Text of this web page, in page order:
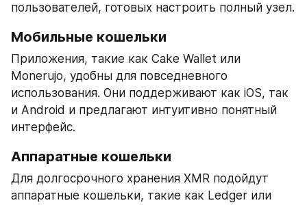
пользователей, готовых настроить полный узел.
Мобильные кошельки
Приложения, такие как Cake Wallet или
Monerujo, удобны для повседневного
использования. Они поддерживают как iOS, так
и Android и предлагают интуитивно понятный
интерфейс.
Аппаратные кошельки
Для долгосрочного хранения XMR подойдут
аппаратные кошельки, такие как Ledger или